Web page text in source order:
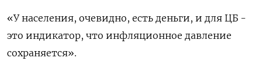
«У населения, очевидно, есть деньги, и для ЦБ -
это индикатор, что инфляционное давление
сохраняется».